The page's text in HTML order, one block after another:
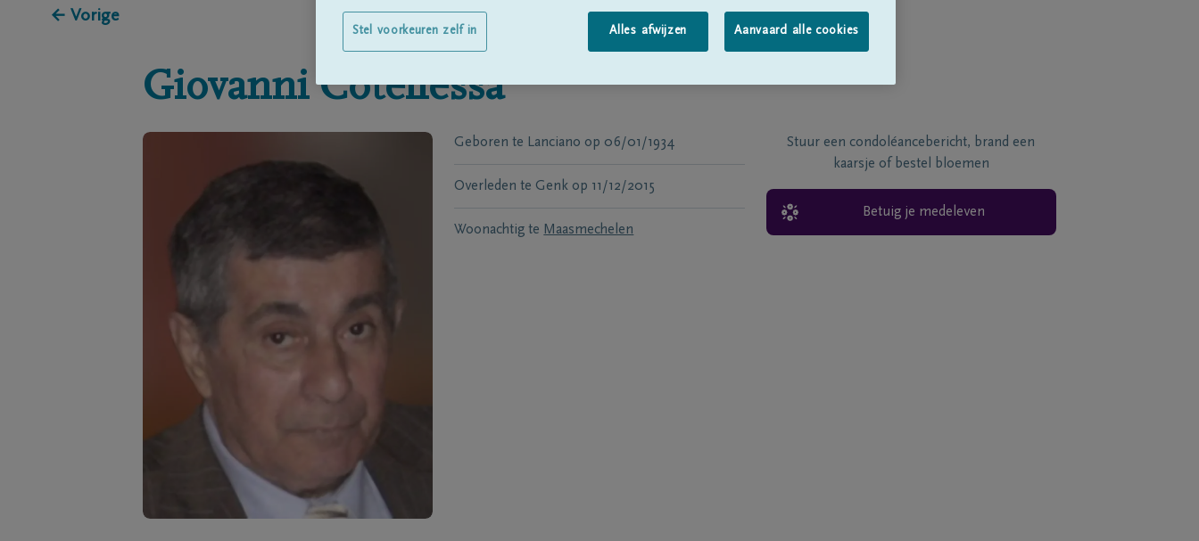
← Vorige
Giovanni Cotellessa
Geboren te Lanciano op 06/01/1934
Overleden te Genk op 11/12/2015
Woonachtig te Maasmechelen
Stuur een condoléancebericht, brand een
kaarsje of bestel bloemen
Betuig je medeleven
Alles afwijzen Aanvaard alle cookies
Stel voorkeuren zelf in